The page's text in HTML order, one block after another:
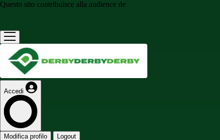
Questo sito contribuisce alla audience de
Accedi
Modifica profilo Logout